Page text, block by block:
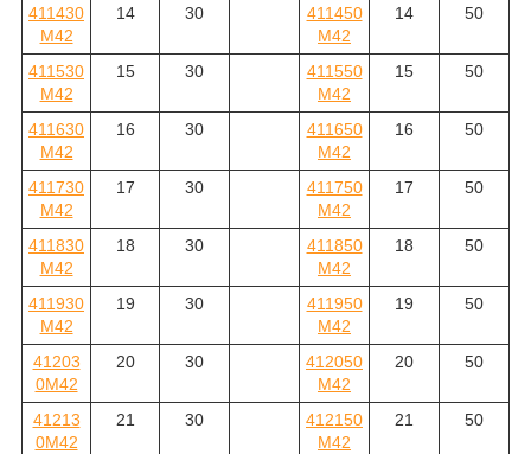
411430
M42
14 30
411450
M42
14 50
411530
M42
15 30
411550
M42
15 50
411630
M42
16 30
411650
M42
16 50
411730
M42
17 30
411750
M42
17 50
411830
M42
18 30
411850
M42
18 50
411930
M42
19 30
411950
M42
19 50
41203
0M42
20 30
412050
M42
20 50
41213
0M42
21 30
412150
M42
21 50